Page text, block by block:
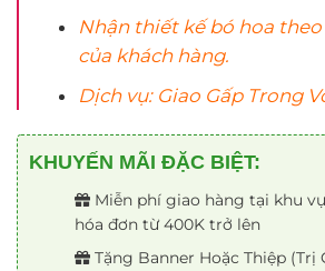
Nhận thiết kế bó hoa theo
của khách hàng.
Dịch vụ: Giao Gấp Trong
KHUYẾN MÃI ĐẶC BIỆT:
Miễn phí giao hàng tại khu
hóa đơn từ 400K trở lên
Tặng Banner Hoặc Thiệp (Trị